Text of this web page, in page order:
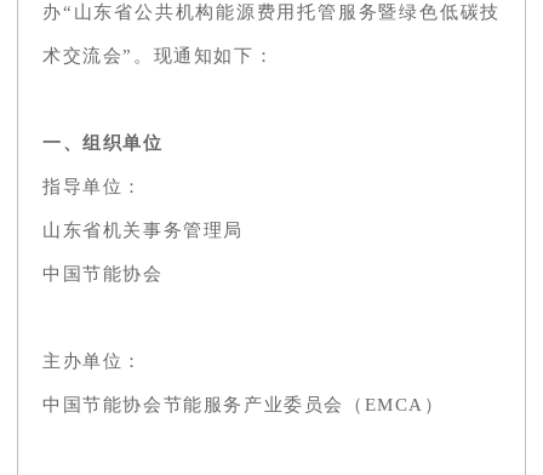
办“山东省公共机构能源费用托管服务暨绿色低碳技
术交流会”。现通知如下：
一、组织单位
指导单位：
山东省机关事务管理局
中国节能协会
主办单位：
中国节能协会节能服务产业委员会（EMCA）